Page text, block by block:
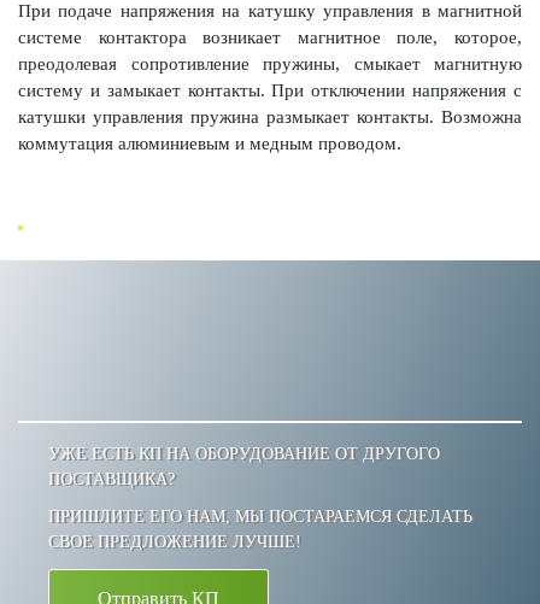
УЖЕ ЕСТЬ КП НА ОБОРУДОВАНИЕ ОТ ДРУГОГО
ПОСТАВЩИКА?
ПРИШЛИТЕ ЕГО НАМ, МЫ ПОСТАРАЕМСЯ СДЕЛАТЬ
СВОЕ ПРЕДЛОЖЕНИЕ ЛУЧШЕ!
Отправить КП
При подаче напряжения на катушку управления в магнитной
системе контактора возникает магнитное поле, которое,
преодолевая сопротивление пружины, смыкает магнитную
систему и замыкает контакты. При отключении напряжения с
катушки управления пружина размыкает контакты. Возможна
коммутация алюминиевым и медным проводом.